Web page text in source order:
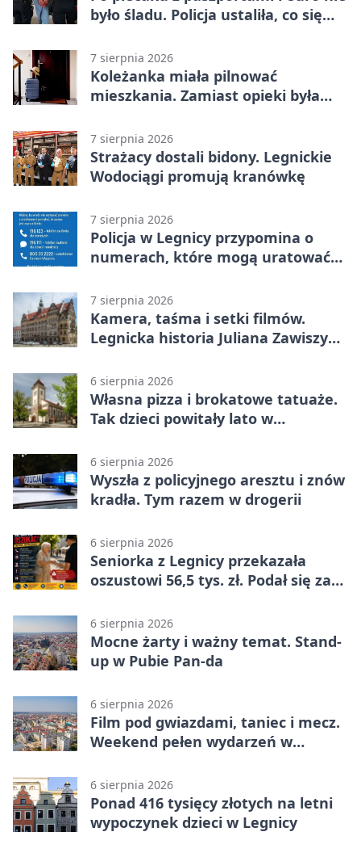
było śladu. Policja ustaliła, co się
7 sierpnia 2026
Koleżanka miała pilnować
mieszkania. Zamiast opieki była
7 sierpnia 2026
Strażacy dostali bidony. Legnickie
Wodociągi promują kranówkę
7 sierpnia 2026
Policja w Legnicy przypomina o
numerach, które mogą uratować
7 sierpnia 2026
Kamera, taśma i setki filmów.
Legnicka historia Juliana Zawiszy
6 sierpnia 2026
Własna pizza i brokatowe tatuaże.
Tak dzieci powitały lato w
6 sierpnia 2026
Wyszła z policyjnego aresztu i znów
kradła. Tym razem w drogerii
6 sierpnia 2026
Seniorka z Legnicy przekazała
oszustowi 56,5 tys. zł. Podał się za
6 sierpnia 2026
Mocne żarty i ważny temat. Stand-
up w Pubie Pan-da
6 sierpnia 2026
Film pod gwiazdami, taniec i mecz.
Weekend pełen wydarzeń w
6 sierpnia 2026
Ponad 416 tysięcy złotych na letni
wypoczynek dzieci w Legnicy